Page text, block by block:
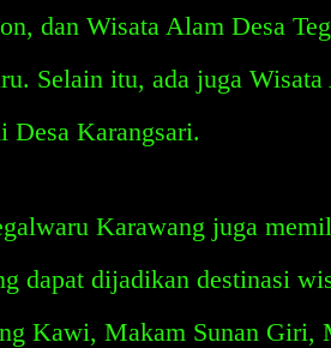
dan Wisata Alam Desa
Selain itu, ada juga
Desa Karangsari.
Karawang juga
dapat dijadikan destinasi
Kawi, Makam Sunan Giri,